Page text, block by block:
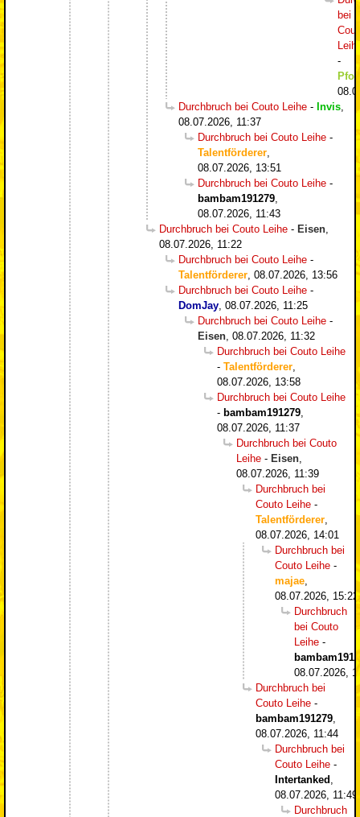
bei
-
Durchbruch bei Couto Leihe - Invis
08.07.2026, 11:37
Durchbruch bei Couto Leihe -
Talentförderer
08.07.2026, 13:51
Durchbruch bei Couto Leihe -
bambam191279
08.07.2026, 11:43
Durchbruch bei Couto Leihe - Eisen
08.07.2026, 11:22
Durchbruch bei Couto Leihe -
Talentförderer 08.07.2026, 13:56
Durchbruch bei Couto Leihe -
DomJay 08.07.2026, 11:25
Durchbruch bei Couto Leihe -
Eisen 08.07.2026, 11:32
Durchbruch bei Couto Leihe
- Talentförderer
08.07.2026, 13:58
Durchbruch bei Couto Leihe
- bambam191279
08.07.2026, 11:37
Durchbruch bei Couto
Leihe - Eisen
08.07.2026, 11:39
Durchbruch bei
Couto Leihe -
Talentförderer
08.07.2026, 14:01
Durchbruch bei
Couto Leihe -
majae
08.07.2026, 15:22
Durchbruch
bei Couto
Leihe -
08.07.2026,
Durchbruch bei
Couto Leihe -
bambam191279
08.07.2026, 11:44
Durchbruch bei
Couto Leihe -
Intertanked
08.07.2026, 11:49
Durchbruch